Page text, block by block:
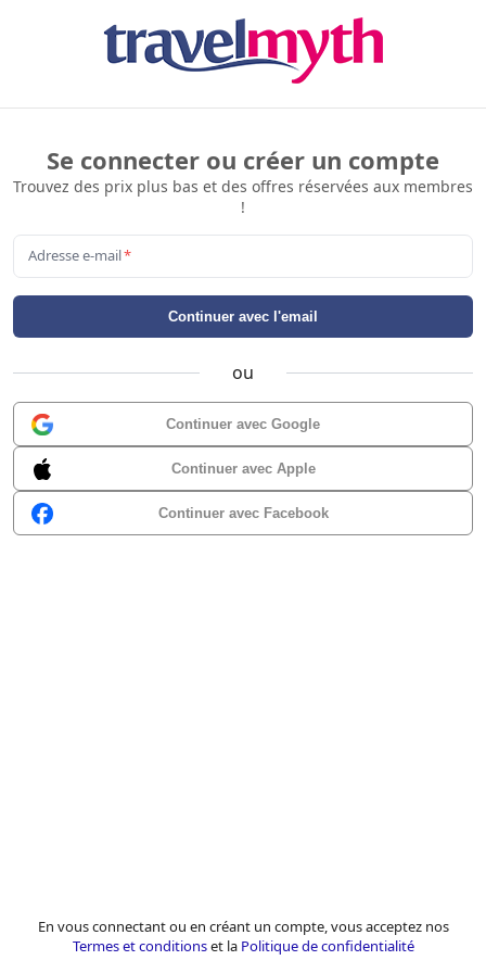
Se connecter ou créer un compte
Trouvez des prix plus bas et des offres réservées aux membres
!
Adresse e-mail*
Continuer avec l'email
ou
Continuer avec Google
Continuer avec Apple
Continuer avec Facebook
En vous connectant ou en créant un compte, vous acceptez nos
Termes et conditionset la Politique de confidentialité